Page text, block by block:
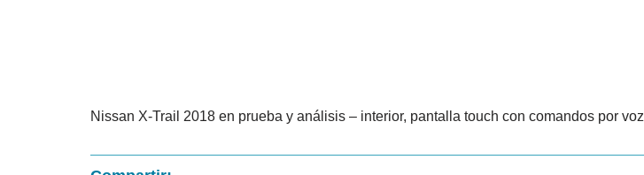
Nissan X-Trail 2018 en prueba y análisis – interior, pantalla touch con comandos por voz